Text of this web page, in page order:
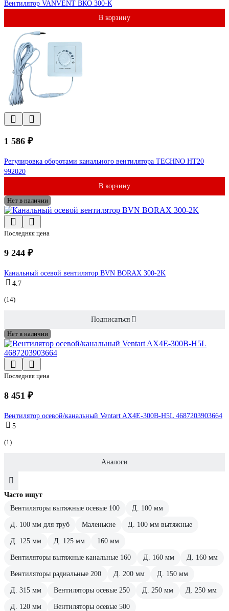
Вентилятор VANVENT ВКО 300-К
В корзину
1 586 ₽
Регулировка оборотами канального вентилятора TECHNO HT20
992020
В корзину
Нет в наличии
Последняя цена
9 244 ₽
Канальный осевой вентилятор BVN BORAX 300-2K
4.7
(14)
Подписаться
Нет в наличии
Последняя цена
8 451 ₽
Вентилятор осевой/канальный Ventart AX4E-300B-H5L 4687203903664
5
(1)
Аналоги
Часто ищут
Вентиляторы вытяжные осевые 100
Д. 100 мм
Д. 100 мм для труб Маленькие Д. 100 мм вытяжные
Д. 125 мм Д. 125 мм 160 мм
Вентиляторы вытяжные канальные 160 Д. 160 мм Д. 160 мм
Вентиляторы радиальные 200 Д. 200 мм Д. 150 мм
Д. 315 мм Вентиляторы осевые 250 Д. 250 мм Д. 250 мм
Д. 120 мм Вентиляторы осевые 500